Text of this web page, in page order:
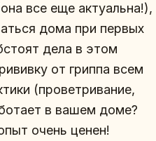
все еще актуальна!),
дома при первых
дела в этом
от гриппа всем
(проветривание,
в вашем доме?
очень ценен!